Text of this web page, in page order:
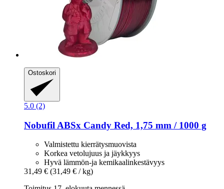
Ostoskori
5.0 (2)
Nobufil ABSx Candy Red, 1,75 mm / 1000 g
Valmistettu kierrätysmuovista
Korkea vetolujuus ja jäykkyys
Hyvä lämmön-ja kemikaalinkestävyys
31,49 € (31,49 € / kg)